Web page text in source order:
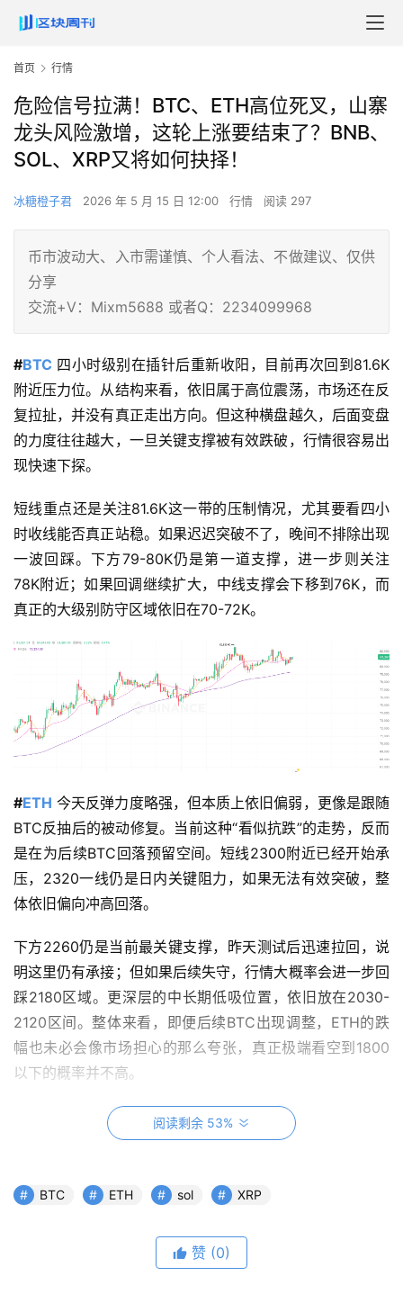
首页 行情
危险信号拉满！BTC、ETH高位死叉，山寨
龙头风险激增，这轮上涨要结束了？BNB、
SOL、XRP又将如何抉择！
冰糖橙子君 2026 年 5 月 15 日 12:00 行情 阅读 297
币市波动大、入市需谨慎、个人看法、不做建议、仅供
分享
交流+V：Mixm5688 或者Q：2234099968
#BTC 四小时级别在插针后重新收阳，目前再次回到81.6K
附近压力位。从结构来看，依旧属于高位震荡，市场还在反
复拉扯，并没有真正走出方向。但这种横盘越久，后面变盘
的力度往往越大，一旦关键支撑被有效跌破，行情很容易出
现快速下探。
短线重点还是关注81.6K这一带的压制情况，尤其要看四小
时收线能否真正站稳。如果迟迟突破不了，晚间不排除出现
一波回踩。下方79-80K仍是第一道支撑，进一步则关注
78K附近；如果回调继续扩大，中线支撑会下移到76K，而
真正的大级别防守区域依旧在70-72K。
#ETH 今天反弹力度略强，但本质上依旧偏弱，更像是跟随
BTC反抽后的被动修复。当前这种“看似抗跌”的走势，反而
是在为后续BTC回落预留空间。短线2300附近已经开始承
压，2320一线仍是日内关键阻力，如果无法有效突破，整
体依旧偏向冲高回落。
下方2260仍是当前最关键支撑，昨天测试后迅速拉回，说
明这里仍有承接；但如果后续失守，行情大概率会进一步回
踩2180区域。更深层的中长期低吸位置，依旧放在2030-
2120区间。整体来看，即便后续BTC出现调整，ETH的跌
幅也未必会像市场担心的那么夸张，真正极端看空到1800
以下的概率并不高。
阅读剩余 53%
BTC ETH sol XRP
赞 (0)